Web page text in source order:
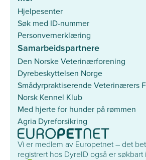
Hjelpesenter
Søk med ID-nummer
Personvernerklæring
Samarbeidspartnere
Den Norske Veterinærforening
Dyrebeskyttelsen Norge
Smådyrpraktiserende Veterinærers
Norsk Kennel Klub
Med hjerte for hunder på rømmen
Agria Dyreforsikring
Vi er medlem av Europetnet – det
registrert hos DyreID også er søkbart